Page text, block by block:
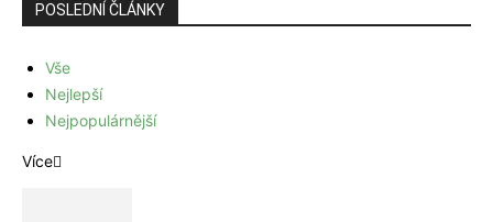
POSLEDNÍ ČLÁNKY
Vše
Nejlepší
Nejpopulárnější
Více